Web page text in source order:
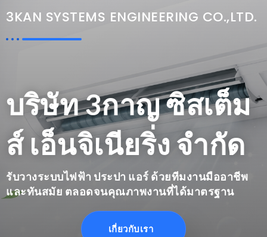
3KAN SYSTEMS ENGINEERING CO.,LTD.
บริษัท 3กาญ ซิสเต็ม
ส์ เอ็นจิเนียริ่ง จำกัด
รับวางระบบไฟฟ้า ประปา แอร์ ด้วยทีมงานมืออาชีพ
และทันสมัย ตลอดจนคุณภาพงานที่ได้มาตรฐาน
เกี่ยวกับเรา